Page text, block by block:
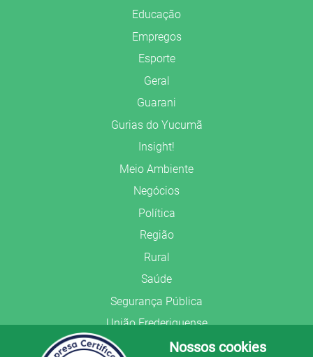
Educação
Empregos
Esporte
Geral
Guarani
Gurias do Yucumã
Insight!
Meio Ambiente
Negócios
Política
Região
Rural
Saúde
Segurança Pública
União Frederiquense
Nossos cookies